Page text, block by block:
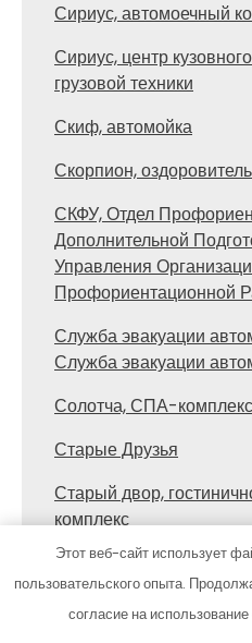
Сириус, автомоечный
Сириус, центр
грузовой техники
Скиф, автомойка
Скорпион,
СКФУ, Отдел
Дополнительной
Управления
Профориентационной
Служба эвакуации
Служба эвакуации
Солотча, СПА-комплекс
Старые Друзья
Старый двор,
комплекс
Стикс, автомойка
Стихия, банный клуб
Этот веб-сайт использует
пользовательского опыта.
согласие на